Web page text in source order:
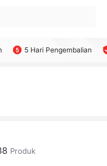
5 Hari Pengembalian
Produk